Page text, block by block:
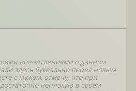
впечатлениями о данном
здесь буквально перед новым
с мужем, отмечу, что при
неплохую в своем